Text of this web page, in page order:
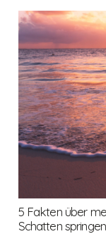
5 Fakten über
Schatten